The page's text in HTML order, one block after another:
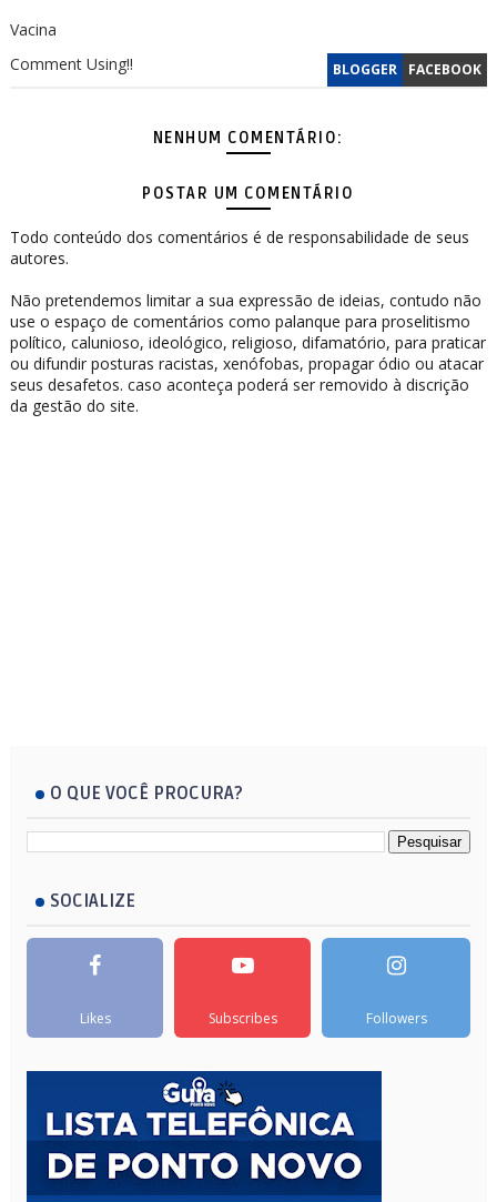
Vacina
BLOGGER FACEBOOK
Comment Using!!
NENHUM COMENTÁRIO:
POSTAR UM COMENTÁRIO
Todo conteúdo dos comentários é de responsabilidade de seus
autores.
Não pretendemos limitar a sua expressão de ideias, contudo não
use o espaço de comentários como palanque para proselitismo
político, calunioso, ideológico, religioso, difamatório, para praticar
ou difundir posturas racistas, xenófobas, propagar ódio ou atacar
seus desafetos. caso aconteça poderá ser removido à discrição
da gestão do site.
O QUE VOCÊ PROCURA?
SOCIALIZE
Likes Subscribes Followers